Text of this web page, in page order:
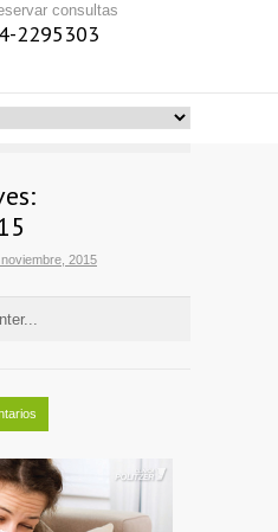
consultas
2295303
2015